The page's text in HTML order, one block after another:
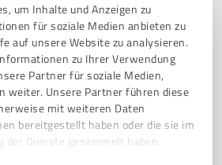
um Inhalte und Anzeigen zu
für soziale Medien anbieten zu
auf unsere Website zu analysieren.
zu Ihrer Verwendung
Partner für soziale Medien,
weiter. Unsere Partner führen diese
mit weiteren Daten
bereitgestellt haben oder die sie im
der Dienste gesammelt haben.
Finger
TRAUERFALL
FEUERBESTATTUNG
BERATUNG KEHL PATRIK BLANK
UNTERSTÜTZUNG